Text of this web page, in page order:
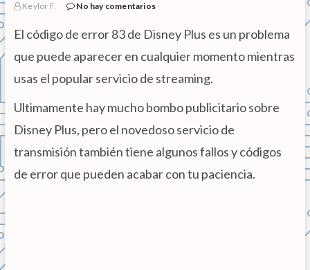
Keylor F. No hay comentarios
El código de error 83 de Disney Plus es un problema
que puede aparecer en cualquier momento mientras
usas el popular servicio de streaming.
Ultimamente hay mucho bombo publicitario sobre
Disney Plus, pero el novedoso servicio de
transmisión también tiene algunos fallos y códigos
de error que pueden acabar con tu paciencia.